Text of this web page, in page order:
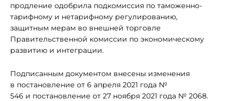
продление одобрила подкомиссия по таможенно-
тарифному и нетарифному регулированию,
защитным мерам во внешней торговле
Правительственной комиссии по экономическому
развитию и интеграции.
Подписанным документом внесены изменения
в постановление от 6 апреля 2021 года №
546 и постановление от 27 ноября 2021 года № 2068.